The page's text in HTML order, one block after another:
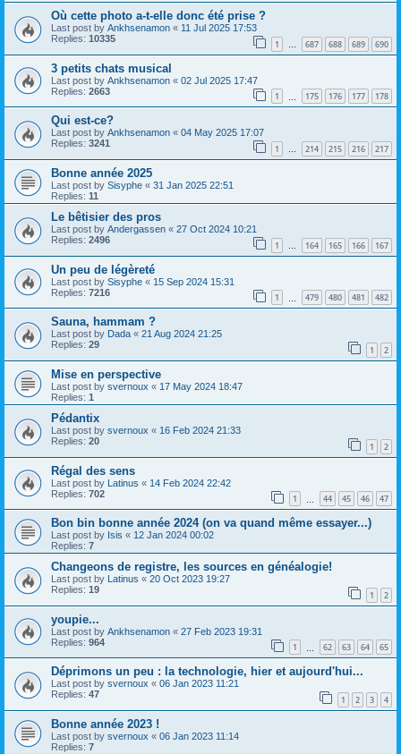
Où cette photo a-t-elle donc été prise ?
Last post by Ankhsenamon « 11 Jul 2025 17:53
Replies: 10335 1 … 687 688 689 690
3 petits chats musical
Last post by Ankhsenamon « 02 Jul 2025 17:47
Replies: 2663 1 175 176 177 178
Qui est-ce?
Last post by Ankhsenamon « 04 May 2025 17:07
Replies: 3241 1 … 214 215 216 217
Bonne année 2025
Last post by Sisyphe « 31 Jan 2025 22:51
Replies: 11
Le bêtisier des pros
Last post by Andergassen « 27 Oct 2024 10:21
Replies: 2496 1 … 164 165 166 167
Un peu de légèreté
Last post by Sisyphe « 15 Sep 2024 15:31
Replies: 7216 1 479 480 481 482
Sauna, hammam ?
Last post by Dada « 21 Aug 2024 21:25
Replies: 29 1 2
Mise en perspective
Last post by svernoux « 17 May 2024 18:47
Replies: 1
Pédantix
Last post by svernoux « 16 Feb 2024 21:33
Replies: 20 1 2
Régal des sens
Last post by Latinus « 14 Feb 2024 22:42
Replies: 702 1 44 45 46 47
Bon bin bonne année 2024 (on va quand même essayer...)
Last post by Isis « 12 Jan 2024 00:02
Replies: 7
Changeons de registre, les sources en généalogie!
Last post by Latinus « 20 Oct 2023 19:27
Replies: 19 1 2
youpie...
Last post by Ankhsenamon « 27 Feb 2023 19:31
Replies: 964 1 62 63 64 65
Déprimons un peu : la technologie, hier et aujourd'hui...
Last post by svernoux « 06 Jan 2023 11:21
Replies: 47 1 2 3 4
Bonne année 2023 !
Last post by svernoux « 06 Jan 2023 11:14
Replies: 7